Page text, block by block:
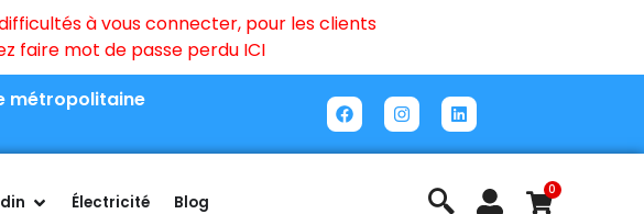
à vous connecter, pour les clients
faire mot de passe perdu ICI
métropolitaine
Électricité Blog
0